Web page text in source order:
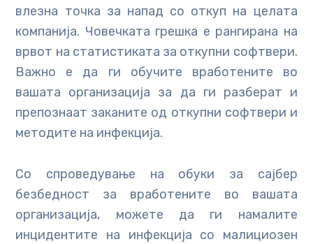
влезна точка за напад со откуп на целата
компанија. Човечката грешка е рангирана на
врвот на статистиката за откупни софтвери.
Важно е да ги обучите вработените во
вашата организација за да ги разберат и
препознаат заканите од откупни софтвери и
методите на инфекција.
Со спроведување на обуки за сајбер
безбедност за вработените во вашата
организација, можете да ги намалите
инцидентите на инфекција со малициозен